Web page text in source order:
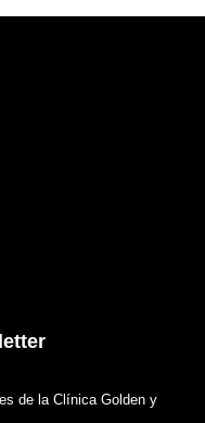
de la Clínica Golden y